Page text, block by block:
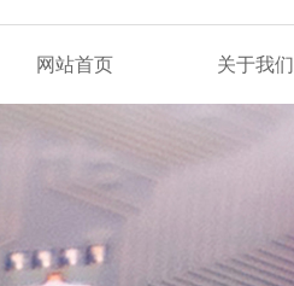
网站首页 关于我们